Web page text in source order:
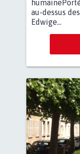
au-dessus
Edwige...